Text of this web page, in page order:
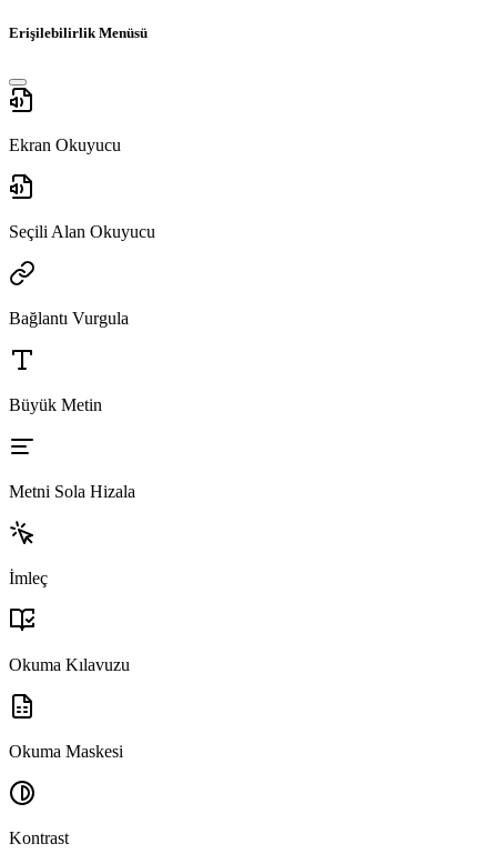
Erişilebilirlik Menüsü
Ekran Okuyucu
Seçili Alan Okuyucu
Bağlantı Vurgula
Büyük Metin
Metni Sola Hizala
İmleç
Okuma Kılavuzu
Okuma Maskesi
Kontrast